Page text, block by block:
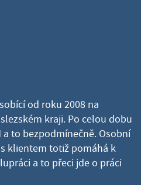
od roku 2008 na
kraji. Po celou dobu
a to bezpodmínečně. Osobní
klientem totiž pomáhá k
a to přeci jde o práci